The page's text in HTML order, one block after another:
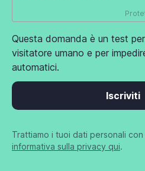
Questa domanda è un test
visitatore umano e per
automatici.
Iscriviti
Trattiamo i tuoi dati personali
informativa sulla privacy qui.